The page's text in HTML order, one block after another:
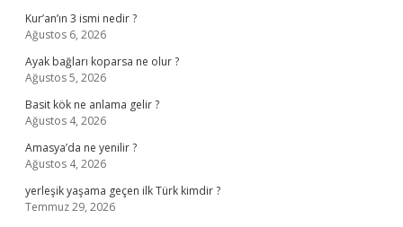
Kur’an’ın 3 ismi nedir ?
Ağustos 6, 2026
Ayak bağları koparsa ne olur ?
Ağustos 5, 2026
Basit kök ne anlama gelir ?
Ağustos 4, 2026
Amasya’da ne yenilir ?
Ağustos 4, 2026
yerleşik yaşama geçen ilk Türk kimdir ?
Temmuz 29, 2026